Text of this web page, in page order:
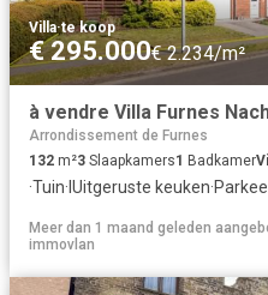
Villa·te koop
€ 295.000€ 2.234/m²
à vendre Villa Furnes
Arrondissement de Furnes
132 m²3 Slaapkamers1 Badkamer
·Tuin· IUitgeruste keuken·
Meer dan 1 maand geleden
immovlan